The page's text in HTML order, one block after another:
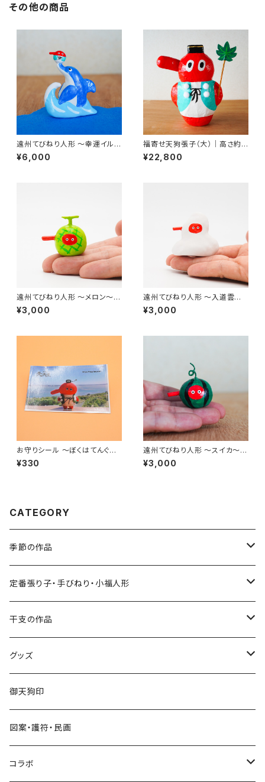
その他の商品
遠州てびねり人形 〜幸運イル
カ〜 ｜高さ約9.5cm
¥6,000
福寄せ天狗張子（大）｜高さ約2
3cm
¥22,800
遠州てびねり人形 〜メロン〜
｜高さ約3.5cm
¥3,000
遠州てびねり人形 〜入道雲〜
｜高さ約5cm
¥3,000
お守りシール 〜ぼくはてんぐ〜
（9x5.5cm）
¥330
遠州てびねり人形 〜スイカ〜
｜高さ約4cm
¥3,000
CATEGORY
季節の作品
張り子
手びねり人形
グッズ
定番張り子・手びねり・小福人形
張り子
手びねり人形・小福人形
干支の作品
張り子
手びねり人形
グッズ
コラボ
グッズ
キーホルダー
シール
遠州綿紬ハンカチ
御天狗印
図案・護符・民画
コラボ